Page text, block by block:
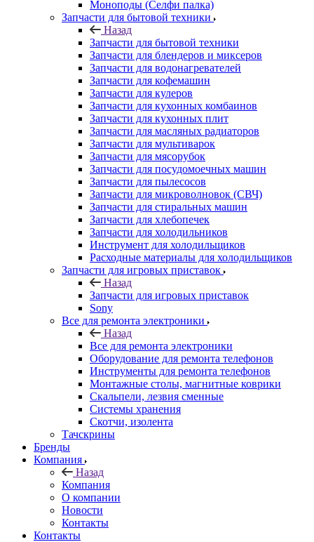
Моноподы (Селфи палка)
Запчасти для бытовой техники
Назад
Запчасти для бытовой техники
Запчасти для блендеров и миксеров
Запчасти для водонагревателей
Запчасти для кофемашин
Запчасти для кулеров
Запчасти для кухонных комбаинов
Запчасти для кухонных плит
Запчасти для масляных радиаторов
Запчасти для мультиварок
Запчасти для мясорубок
Запчасти для посудомоечных машин
Запчасти для пылесосов
Запчасти для микроволновок (СВЧ)
Запчасти для стиральных машин
Запчасти для хлебопечек
Запчасти для холодильников
Инструмент для холодильщиков
Расходные материалы для холодильщиков
Запчасти для игровых приставок
Назад
Запчасти для игровых приставок
Sony
Все для ремонта электроники
Назад
Все для ремонта электроники
Оборудование для ремонта телефонов
Инструменты для ремонта телефонов
Монтажные столы, магнитные коврики
Скальпели, лезвия сменные
Системы хранения
Скотчи, изолента
Тачскрины
Бренды
Компания
Назад
Компания
О компании
Новости
Контакты
Контакты